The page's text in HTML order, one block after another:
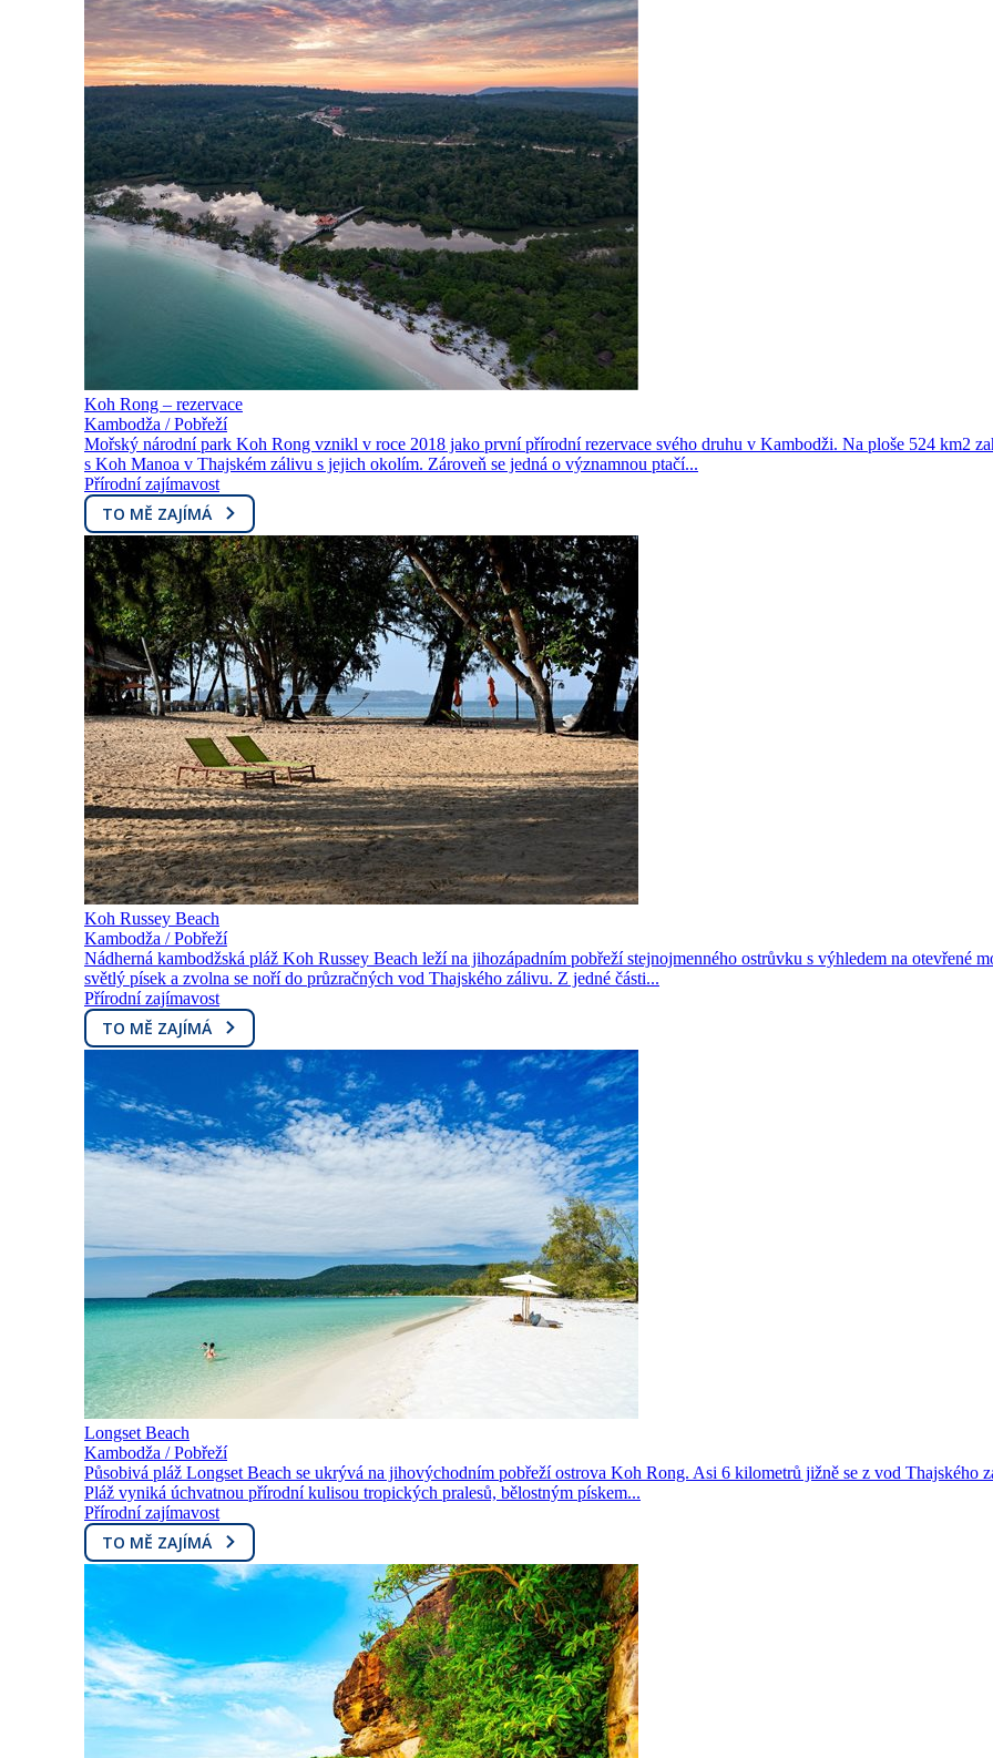
Koh Rong – rezervace
Kambodža / Pobřeží
Mořský národní park Koh Rong vznikl v roce 2018 jako první přírodní rezervace svého druhu v Kambodži. Na ploše 524 km2
s Koh Manoa v Thajském zálivu s jejich okolím. Zároveň se jedná o významnou ptačí...
Přírodní zajímavost
TO MĚ ZAJÍMÁ
Koh Russey Beach
Kambodža / Pobřeží
Nádherná kambodžská pláž Koh Russey Beach leží na jihozápadním pobřeží stejnojmenného ostrůvku s výhledem na otevřené
světlý písek a zvolna se noří do průzračných vod Thajského zálivu. Z jedné části...
Přírodní zajímavost
TO MĚ ZAJÍMÁ
Longset Beach
Kambodža / Pobřeží
Působivá pláž Longset Beach se ukrývá na jihovýchodním pobřeží ostrova Koh Rong. Asi 6 kilometrů jižně se z vod Thajského
Pláž vyniká úchvatnou přírodní kulisou tropických pralesů, bělostným pískem...
Přírodní zajímavost
TO MĚ ZAJÍMÁ